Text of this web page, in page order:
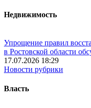
Недвижимость
Упрощение правил
в Ростовской области
17.07.2026 18:29
Новости рубрики
Власть